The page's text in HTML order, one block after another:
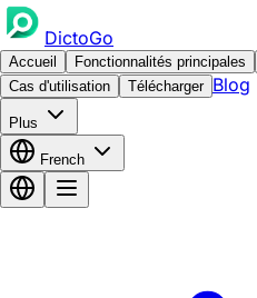
DictoGo
Accueil Fonctionnalités principales
Cas d'utilisation
Télécharger Blog
Plus
French